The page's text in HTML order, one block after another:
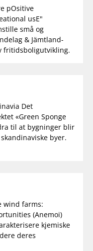
pOsitive
usE"
små og
& Jämtland-
fritidsboligutvikling.
Det
«Green Sponge
til at bygninger blir
byer.
wind farms:
(Anemoi)
kjemiske
deres